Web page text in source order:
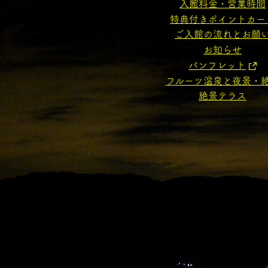
入館料金・営業時間
特典付きポイントカー
ご入館の流れとお願
お知らせ
パンフレット
フルーツ温泉と夜景・
絶景テラス